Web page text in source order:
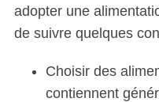
adopter une
de suivre quelques
Choisir des
contiennent